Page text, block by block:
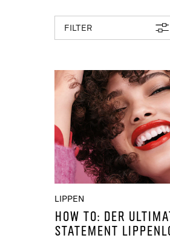
FILTER
LIPPEN
HOW TO: DER
STATEMENT